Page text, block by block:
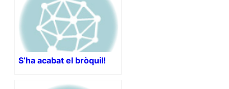
S’ha acabat el bròquil!